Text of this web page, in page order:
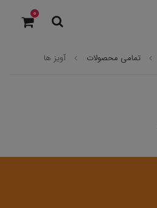
0
تمامی محصولات آویز ها